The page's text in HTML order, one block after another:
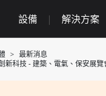
設備 | 解決方案
最新消息
新科技 - 建築、電氣、保安展